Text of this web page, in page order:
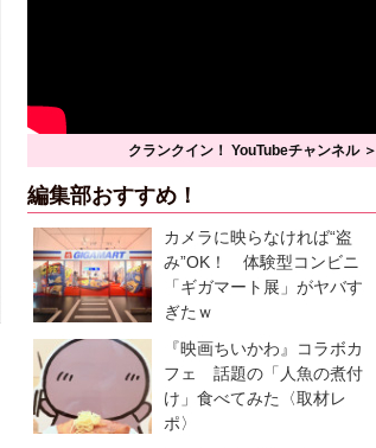
クランクイン！ YouTubeチャンネル ＞
編集部おすすめ！
カメラに映らなければ“盗
み”OK！ 体験型コンビニ
「ギガマート展」がヤバす
ぎたｗ
『映画ちいかわ』コラボカ
フェ 話題の「人魚の煮付
け」食べてみた〈取材レ
ポ〉